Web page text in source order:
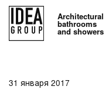
Architectural
bathrooms
and showers
31 января 2017